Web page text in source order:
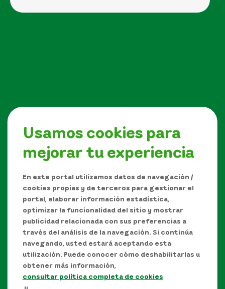
Usamos cookies para
mejorar tu experiencia
En este portal utilizamos datos de navegación /
cookies propias y de terceros para gestionar el
portal, elaborar información estadística,
optimizar la funcionalidad del sitio y mostrar
publicidad relacionada con sus preferencias a
través del análisis de la navegación. Si continúa
navegando, usted estará aceptando esta
utilización. Puede conocer cómo deshabilitarlas u
obtener más información,
consultar política completa de cookies
y
Síguenos en
Manual de Derechos de Autor y/o autorización de